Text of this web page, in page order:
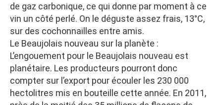
de gaz carbonique, ce qui donne par moment à ce
vin un côté perlé. On le déguste assez frais, 13°C,
sur des cochonnailles entre amis.
Le Beaujolais nouveau sur la planète :
L’engouement pour le Beaujolais nouveau est
planétaire. Les producteurs pourront donc
compter sur l’export pour écouler les 230 000
hectolitres mis en bouteille cette année. En 2011,